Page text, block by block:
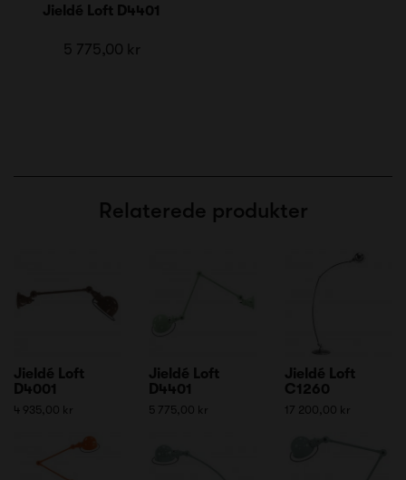
Jieldé Loft D4401
5 775,00 kr
Relaterede produkter
Jieldé Loft
D4001
4 935,00 kr
Jieldé Loft
D4401
5 775,00 kr
Jieldé Loft
C1260
17 200,00 kr